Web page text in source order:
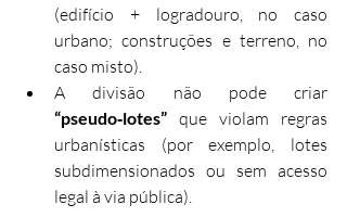
(edifício + logradouro, no caso
urbano; construções e terreno, no
caso misto).
“pseudo‑lotes” que violam regras
urbanísticas (por exemplo, lotes
subdimensionados ou sem acesso
legal à via pública).